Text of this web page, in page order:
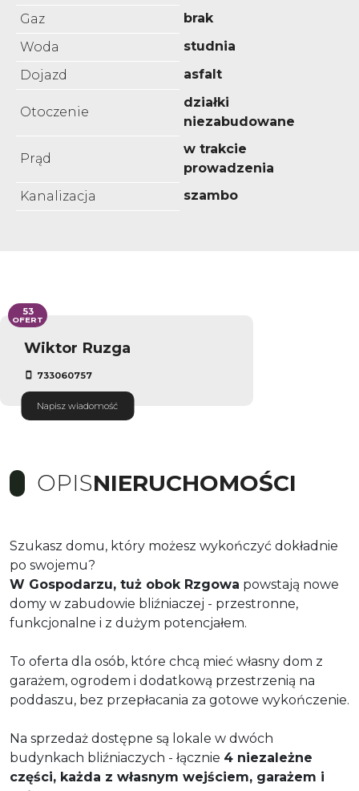
Gaz
brak
Woda
studnia
Dojazd
asfalt
Otoczenie
działki
niezabudowane
Prąd
w trakcie
prowadzenia
Kanalizacja
szambo
Wiktor Ruzga
733060757
Napisz wiadomość
53
OFERT
OPISNIERUCHOMOŚCI
Szukasz domu, który możesz wykończyć dokładnie
po swojemu?
W Gospodarzu, tuż obok Rzgowa powstają nowe
domy w zabudowie bliźniaczej - przestronne,
funkcjonalne i z dużym potencjałem.
To oferta dla osób, które chcą mieć własny dom z
garażem, ogrodem i dodatkową przestrzenią na
poddaszu, bez przepłacania za gotowe wykończenie.
Na sprzedaż dostępne są lokale w dwóch
budynkach bliźniaczych - łącznie 4 niezależne
części, każda z własnym wejściem, garażem i